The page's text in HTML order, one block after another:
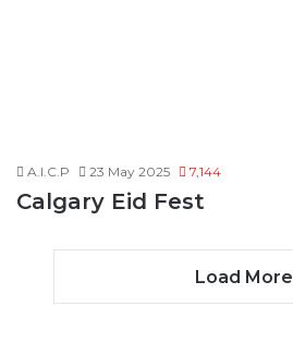
A.I.C.P 23 May 2025 7,144
Calgary Eid Fest
Load More